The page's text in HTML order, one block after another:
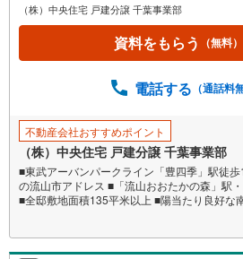
（株）中央住宅 戸建分譲 千葉事業部
資料をもらう （無料）
電話する （通話料
不動産会社おすすめポイント
（株）中央住宅 戸建分譲 千葉事業部
■東武アーバンパークライン「豊四季」駅徒
の流山市アドレス ■「流山おおたかの森」駅
■全邸敷地面積135平米以上 ■陽当たり良好な
入れた邸別設計の住まい ■木のぬくもりや光